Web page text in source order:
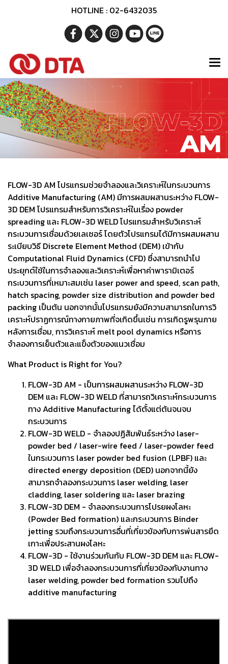
HOTLINE : 02-6432035
FLOW-3D AM โปรแกรมช่วยจำลองและวิเคราะห์ในกระบวนการ
Additive Manufacturing (AM) มีการผสมผสานระหว่าง FLOW-
3D DEM โปรแกรมสำหรับการวิเคราะห์ในเรื่อง powder
spreading และ FLOW-3D WELD โปรแกรมสำหรับวิเคราะห์
กระบวนการเชื่อมด้วยเลเซอร์ โดยตัวโปรแกรมได้มีการผสมผสาน
ระเบียบวิธี Discrete Element Method (DEM) เข้ากับ
Computational Fluid Dynamics (CFD) ซึ่งสามารถนำไป
ประยุกต์ใช้ในการจำลองและวิเคราะห์เพื่อหาค่าพารามิเตอร์
กระบวนการที่เหมาะสมเช่น laser power and speed, scan path,
hatch spacing, powder size distribution and powder bed
packing เป็นต้น นอกจากนั้นโปรแกรมยังมีความสามารถในการวิ
เคราะห์ปราฏการณ์ทางกายภาพที่จเกิดขึ้นเช่น การเกิดรูพรุนภาย
หลังการเชื่อม, การวิเคราะห์ melt pool dynamics หรือการ
จำลองการเย็นตัวและแข็งตัวของแนวเชื่อม
What Product is Right for You?
FLOW-3D AM - เป็นการผสมผสานระหว่าง FLOW-3D
DEM และ FLOW-3D WELD ที่สามารถวิเคราะห์กระบวนการ
ทาง Additive Manufacturing ได้ตั้งแต่ต้นจนจบ
กระบวนการ
FLOW-3D WELD - จำลองปฏิสัมพันธ์ระหว่าง laser-
powder bed / laser-wire feed / laser-powder feed
ในกระบวนการ laser powder bed fusion (LPBF) และ
directed energy deposition (DED) นอกจากนี้ยัง
สามารถจำลองกระบวนการ laser welding, laser
cladding, laser soldering และ laser brazing
FLOW-3D DEM - จำลองกระบวนการโปรยผงโลหะ
(Powder Bed formation) และกระบวนการ Binder
jetting รวมถึงกระบวนการอื่นที่เกี่ยวข้องกับการพ่นสารยึด
เกาะเพื่อประสานผงโลหะ
FLOW-3D - ใช้งานร่วมกันกับ FLOW-3D DEM และ FLOW-
3D WELD เพื่อจำลองกระบวนการที่เกี่ยวข้องกับงานทาง
laser welding, powder bed formation รวมไปถึง
additive manufacturing